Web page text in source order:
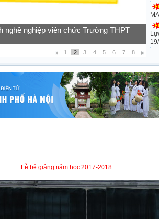
học 2026-2027
1 2 3 4 5 6 7 8
Lễ bế giảng năm học 2017-2018